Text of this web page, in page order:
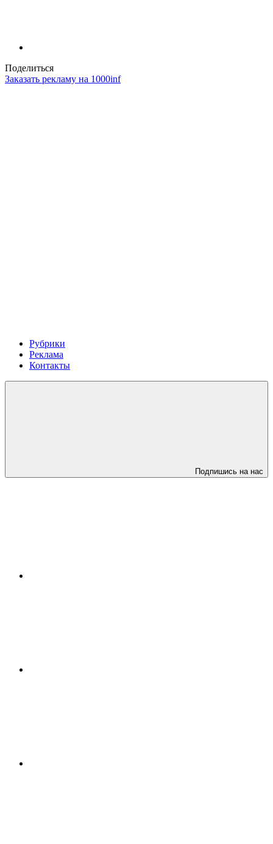
Поделиться
Заказать рекламу на 1000inf
Рубрики
Реклама
Контакты
Подпишись на нас